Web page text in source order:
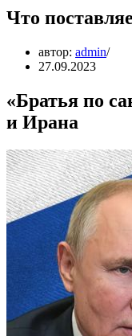
Что
автор: admin
27.09.2023
«Братья по
и Ирана